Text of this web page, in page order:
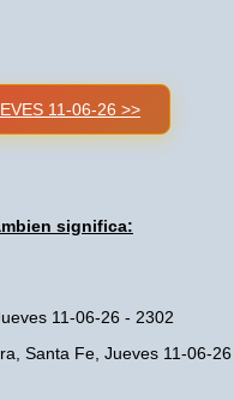
11-06-26 >>
significa:
11-06-26 - 2302
Santa Fe, Jueves 11-06-26